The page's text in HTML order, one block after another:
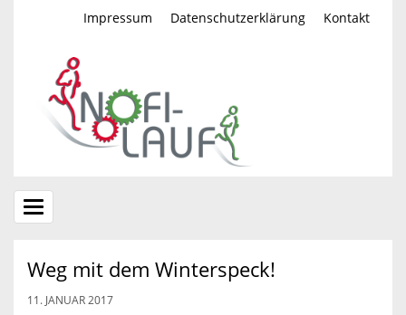
Impressum Datenschutzerklärung Kontakt
Toggle
navigation
Weg mit dem Winterspeck!
11. JANUAR 2017